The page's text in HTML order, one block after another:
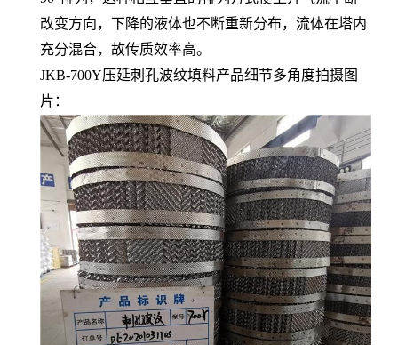
改变方向，下降的液体也不断重新分布，流体在塔内
充分混合，故传质效率高。
JKB-700Y压延刺孔波纹填料产品细节多角度拍摄图
片：